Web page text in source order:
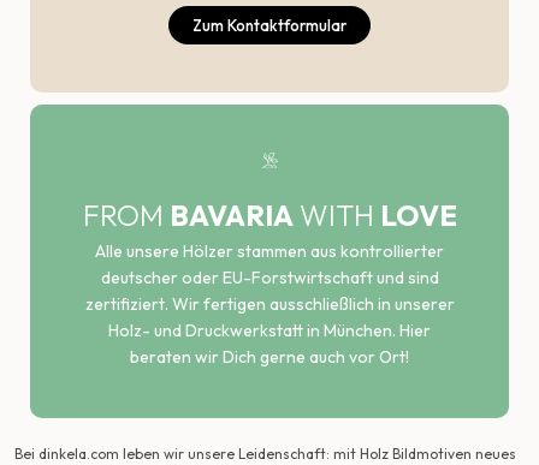
Zum Kontaktformular
FROM BAVARIA WITH LOVE
Alle unsere Hölzer stammen aus kontrollierter
deutscher oder EU-Forstwirtschaft und sind
zertifiziert. Wir fertigen ausschließlich in unserer
Holz- und Druckwerkstatt in München. Hier
beraten wir Dich gerne auch vor Ort!
Bei dinkela.com leben wir unsere Leidenschaft: mit Holz Bildmotiven neues